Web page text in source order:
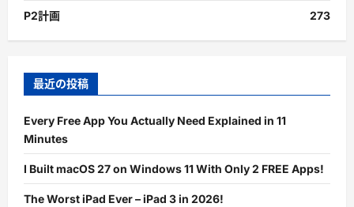
P2計画 273
最近の投稿
Every Free App You Actually Need Explained in 11
Minutes
I Built macOS 27 on Windows 11 With Only 2 FREE Apps!
The Worst iPad Ever – iPad 3 in 2026!